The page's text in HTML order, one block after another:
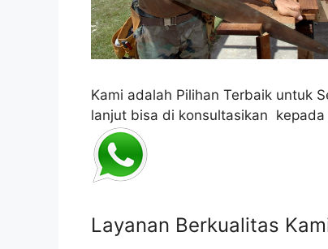
Kami adalah Pilihan Terbaik untuk
lanjut bisa di konsultasikan
Layanan Berkualitas